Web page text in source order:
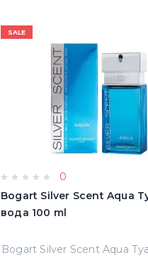
SALE
0
Bogart Silver Scent Aqua
вода 100 ml